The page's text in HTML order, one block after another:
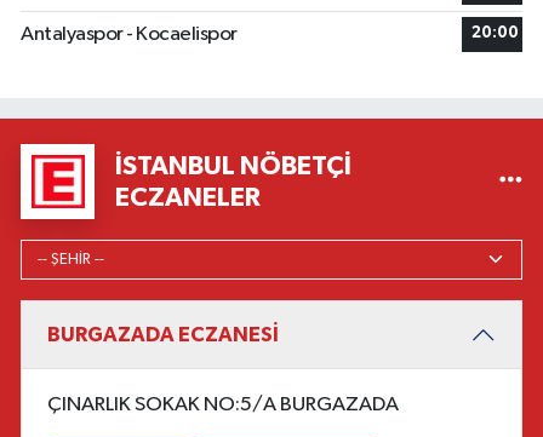
Antalyaspor - Kocaelispor 20:00
İSTANBUL NÖBETÇI
ECZANELER
BURGAZADA ECZANESİ
ÇINARLIK SOKAK NO:5/A BURGAZADA